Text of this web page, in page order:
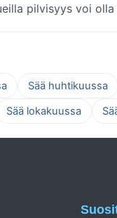
pilvisyys voi olla
Sää huhtikuussa
Sää lokakuussa